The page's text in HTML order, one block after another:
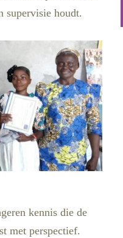
supervisie houdt.
kennis die de
met perspectief.